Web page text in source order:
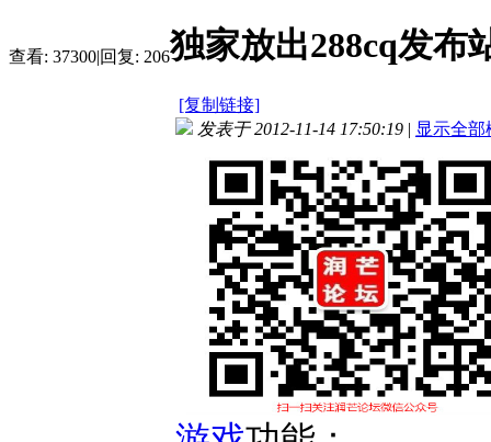
查看: 37300|回复: 206独家放出288cq发布
[复制链接]
发表于 2012-11-14 17:50:19 | 显示全部